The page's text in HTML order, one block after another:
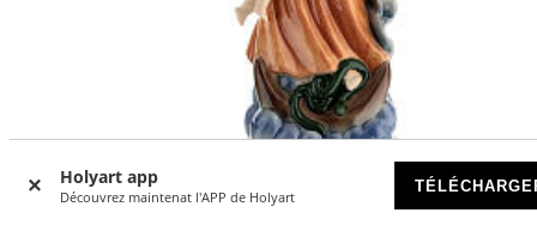
Holyart app
Découvrez maintenat l'APP de Holyart
-16%